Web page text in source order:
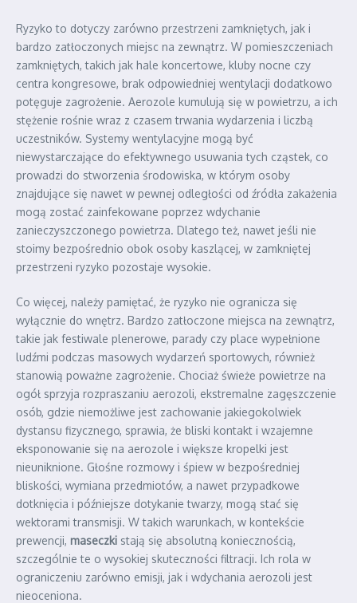
Ryzyko to dotyczy zarówno przestrzeni zamkniętych, jak i
bardzo zatłoczonych miejsc na zewnątrz. W pomieszczeniach
zamkniętych, takich jak hale koncertowe, kluby nocne czy
centra kongresowe, brak odpowiedniej wentylacji dodatkowo
potęguje zagrożenie. Aerozole kumulują się w powietrzu, a ich
stężenie rośnie wraz z czasem trwania wydarzenia i liczbą
uczestników. Systemy wentylacyjne mogą być
niewystarczające do efektywnego usuwania tych cząstek, co
prowadzi do stworzenia środowiska, w którym osoby
znajdujące się nawet w pewnej odległości od źródła zakażenia
mogą zostać zainfekowane poprzez wdychanie
zanieczyszczonego powietrza. Dlatego też, nawet jeśli nie
stoimy bezpośrednio obok osoby kaszlącej, w zamkniętej
przestrzeni ryzyko pozostaje wysokie.
Co więcej, należy pamiętać, że ryzyko nie ogranicza się
wyłącznie do wnętrz. Bardzo zatłoczone miejsca na zewnątrz,
takie jak festiwale plenerowe, parady czy place wypełnione
ludźmi podczas masowych wydarzeń sportowych, również
stanowią poważne zagrożenie. Chociaż świeże powietrze na
ogół sprzyja rozpraszaniu aerozoli, ekstremalne zagęszczenie
osób, gdzie niemożliwe jest zachowanie jakiegokolwiek
dystansu fizycznego, sprawia, że bliski kontakt i wzajemne
eksponowanie się na aerozole i większe kropelki jest
nieuniknione. Głośne rozmowy i śpiew w bezpośredniej
bliskości, wymiana przedmiotów, a nawet przypadkowe
dotknięcia i późniejsze dotykanie twarzy, mogą stać się
wektorami transmisji. W takich warunkach, w kontekście
prewencji, maseczki stają się absolutną koniecznością,
szczególnie te o wysokiej skuteczności filtracji. Ich rola w
ograniczeniu zarówno emisji, jak i wdychania aerozoli jest
nieoceniona.